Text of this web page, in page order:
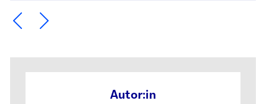
Ein Element zurück blättern
Ein Element weiter blättern
Autor:in